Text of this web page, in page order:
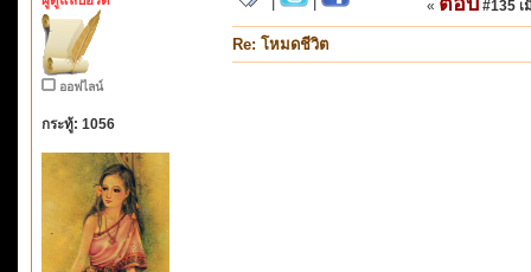
ออฟไลน์
กระทู้: 1056
« #135 เ
Re: โหมดชีวิต